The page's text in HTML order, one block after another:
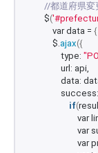
//都道府県変
        $
(
            var data =
{
            $.
ajax({
                type:
                url: api,
data:
                success:
if(